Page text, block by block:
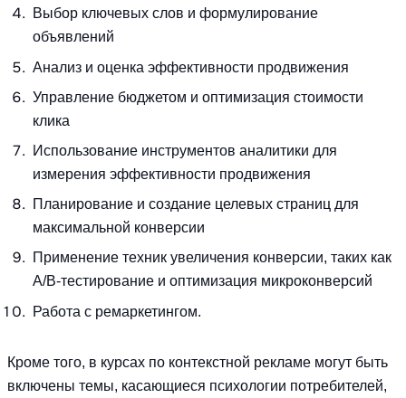
Выбор ключевых слов и формулирование
объявлений
Анализ и оценка эффективности продвижения
Управление бюджетом и оптимизация стоимости
клика
Использование инструментов аналитики для
измерения эффективности продвижения
Планирование и создание целевых страниц для
максимальной конверсии
Применение техник увеличения конверсии, таких как
A/B-тестирование и оптимизация микроконверсий
Работа с ремаркетингом.
Кроме того, в курсах по контекстной рекламе могут быть
включены темы, касающиеся психологии потребителей,